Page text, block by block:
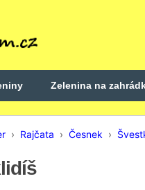
Zelenina na
› Rajčata › Česnek ›